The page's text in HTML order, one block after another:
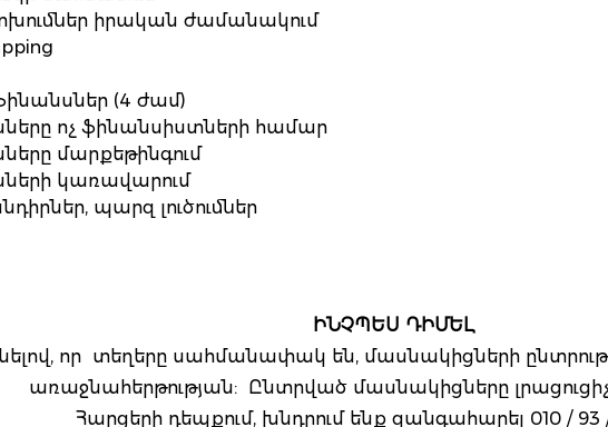
իրական ժամանակում
(4 ժամ)
ոչ ֆինանսիստների համար
մարքեթինգում
կառավարում
պարզ լուծումներ
ԻՆՉՊԵՍ ԴԻՄԵԼ
որ տեղերը սահմանափակ են, մասնակիցների
առաջնահերթության: Ընտրված մասնակիցները
Հարցերի դեպքում, խնդրում ենք զանգահարել 010 / 93 /